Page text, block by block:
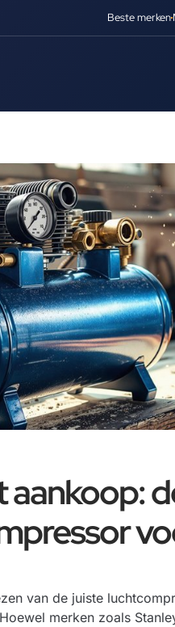
Beste merken
aankoop:
van de juiste
merken zoals